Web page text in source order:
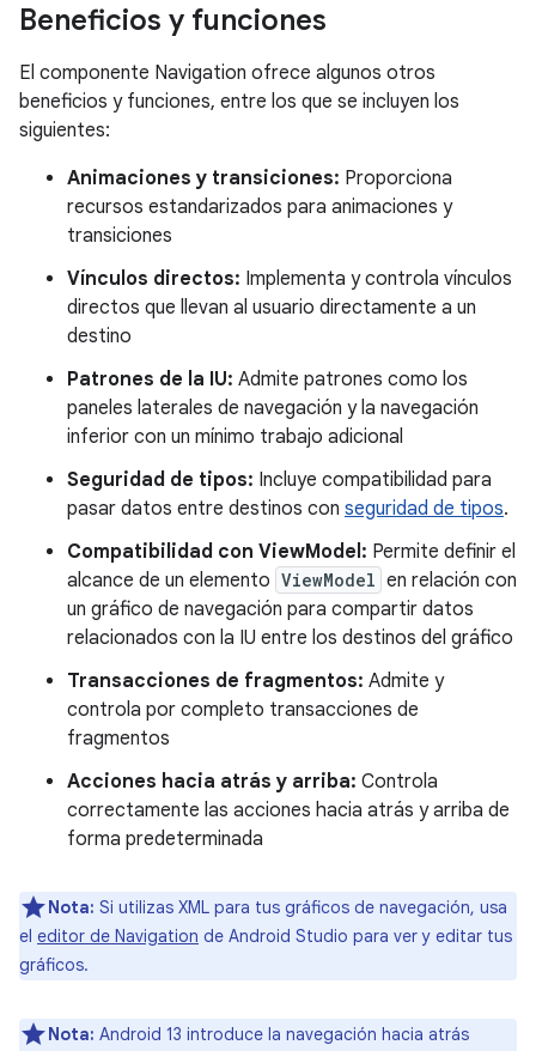
Beneficios y funciones
El componente Navigation ofrece algunos otros
beneficios y funciones, entre los que se incluyen los
siguientes:
Animaciones y transiciones: Proporciona
recursos estandarizados para animaciones y
transiciones
Vínculos directos: Implementa y controla vínculos
directos que llevan al usuario directamente a un
destino
Patrones de la IU: Admite patrones como los
paneles laterales de navegación y la navegación
inferior con un mínimo trabajo adicional
Seguridad de tipos: Incluye compatibilidad para
pasar datos entre destinos con seguridad de tipos.
Compatibilidad con ViewModel: Permite definir el
alcance de un elemento ViewModel en relación con
un gráfico de navegación para compartir datos
relacionados con la IU entre los destinos del gráfico
Transacciones de fragmentos: Admite y
controla por completo transacciones de
fragmentos
Acciones hacia atrás y arriba: Controla
correctamente las acciones hacia atrás y arriba de
forma predeterminada
Nota: Si utilizas XML para tus gráficos de navegación, usa
el editor de Navigation de Android Studio para ver y editar tus
gráficos.
Nota: Android 13 introduce la navegación hacia atrás